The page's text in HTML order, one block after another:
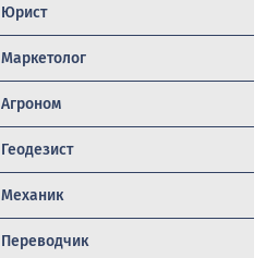
Юрист
Маркетолог
Агроном
Геодезист
Механик
Переводчик